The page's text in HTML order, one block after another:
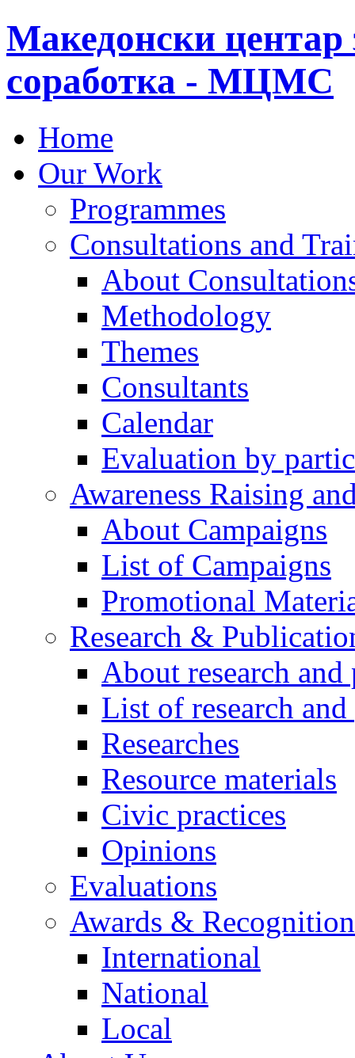
Македонски центар
соработка - МЦМС
Home
Our Work
Programmes
Consultations and
About
Methodology
Themes
Consultants
Calendar
Evaluation by
Awareness Raising
About Campaigns
List of Campaigns
Promotional
Research &
About research
List of research
Researches
Resource materials
Civic practices
Opinions
Evaluations
Awards &
International
National
Local